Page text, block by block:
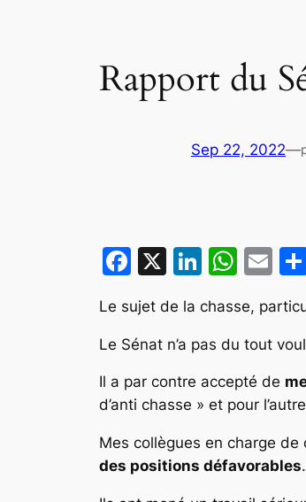
Rapport du
Sep 22, 2022—
Facebook
X
Le sujet de la chasse,
Le Sénat n’a pas du tout
Il a par contre accepté de
d’anti chasse » et pour
Mes collègues en charge
des positions défavorables.